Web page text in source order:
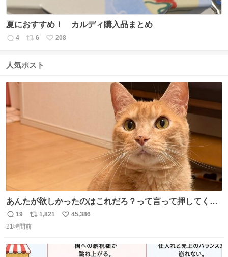
夏におすすめ！ カルディ購入品まとめ
返
数
4
リ
ス
数
6
い
208
人気ポスト
あんたが欲しかったのはこれだろ？って言って押してくれ
た手形がコチラ
返
信
19
リ
ポ
ト
1,821
い
45,386
21時間前